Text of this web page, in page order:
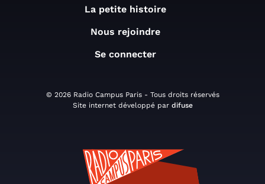
La petite histoire
Nous rejoindre
Se connecter
© 2026 Radio Campus Paris - Tous droits réservés
Site internet développé par difuse